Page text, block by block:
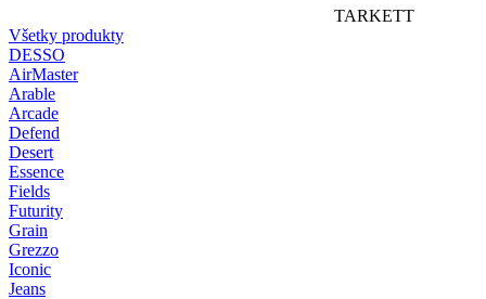
TARKETT
Všetky produkty
DESSO
AirMaster
Arable
Arcade
Defend
Desert
Essence
Fields
Futurity
Grain
Grezzo
Iconic
Jeans